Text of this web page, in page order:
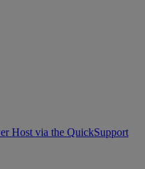
Host via the QuickSupport